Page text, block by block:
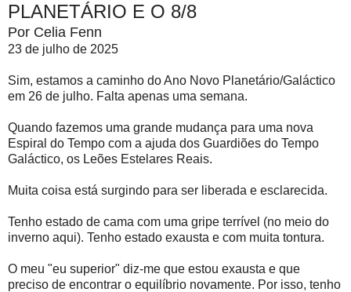
PLANETÁRIO E O 8/8
Por Celia Fenn
23 de julho de 2025
Sim, estamos a caminho do Ano Novo Planetário/Galáctico
em 26 de julho. Falta apenas uma semana.
Quando fazemos uma grande mudança para uma nova
Espiral do Tempo com a ajuda dos Guardiões do Tempo
Galáctico, os Leões Estelares Reais.
Muita coisa está surgindo para ser liberada e esclarecida.
Tenho estado de cama com uma gripe terrível (no meio do
inverno aqui). Tenho estado exausta e com muita tontura.
O meu "eu superior" diz-me que estou exausta e que
preciso de encontrar o equilíbrio novamente. Por isso, tenho